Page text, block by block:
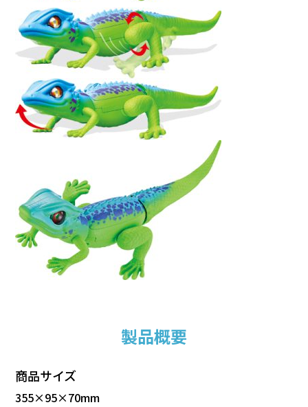
製品概要
商品サイズ
355×95×70mm